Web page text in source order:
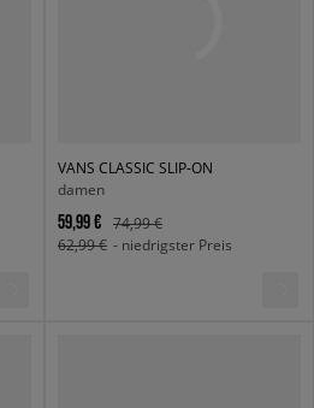
VANS CLASSIC SLIP-ON
damen
59,99 €
74,99 €
62,99 € - niedrigster Preis